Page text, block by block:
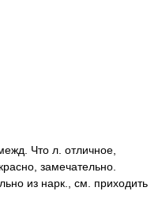
Что л. отличное,
замечательно.
из нарк., см. приходить